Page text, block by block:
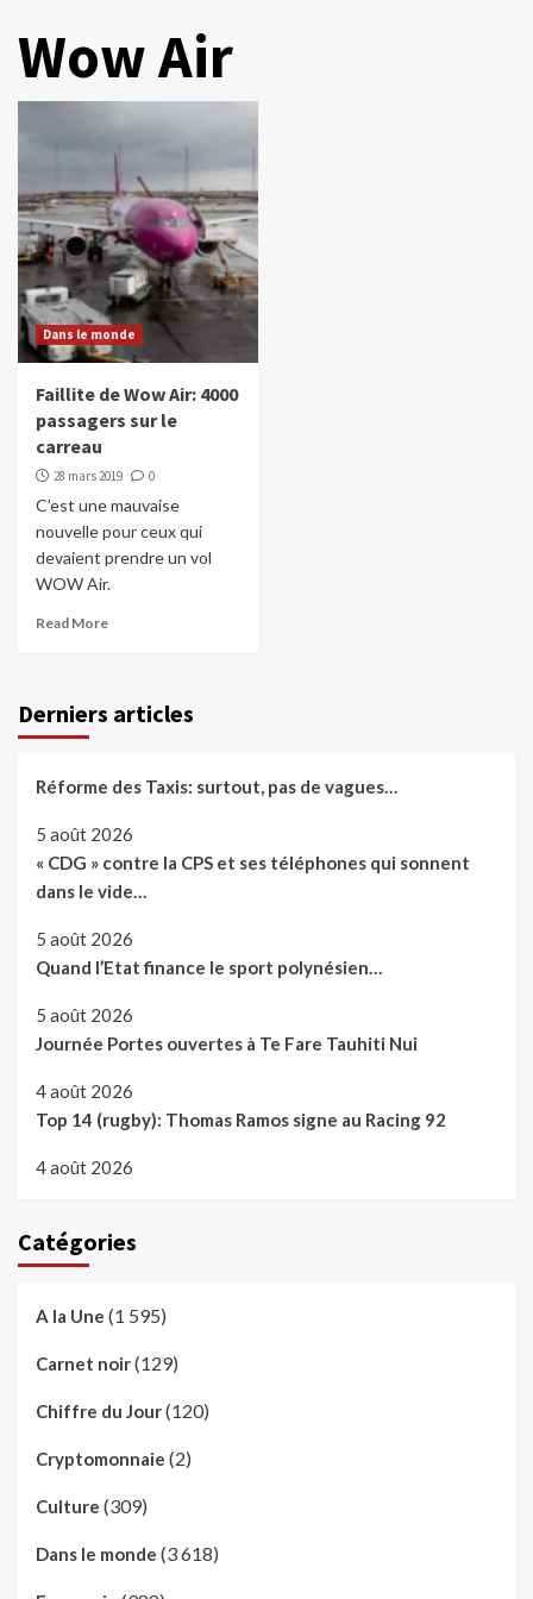
Wow Air
Dans le monde
Faillite de Wow Air: 4000
passagers sur le
carreau
28 mars 2019 0
C’est une mauvaise
nouvelle pour ceux qui
devaient prendre un vol
WOW Air.
Read More
Derniers articles
Réforme des Taxis: surtout, pas de vagues…
5 août 2026
« CDG » contre la CPS et ses téléphones qui sonnent
dans le vide…
5 août 2026
Quand l’Etat finance le sport polynésien…
5 août 2026
Journée Portes ouvertes à Te Fare Tauhiti Nui
4 août 2026
Top 14 (rugby): Thomas Ramos signe au Racing 92
4 août 2026
Catégories
A la Une (1 595)
Carnet noir(129)
Chiffre du Jour(120)
Cryptomonnaie (2)
Culture (309)
Dans le monde (3 618)